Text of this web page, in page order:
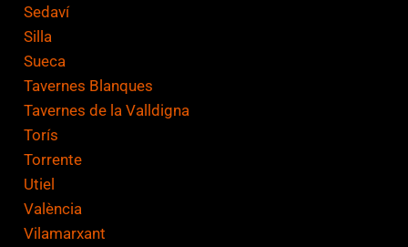
Sedaví
Silla
Sueca
Tavernes Blanques
Tavernes de la Valldigna
Torís
Torrente
Utiel
València
Vilamarxant